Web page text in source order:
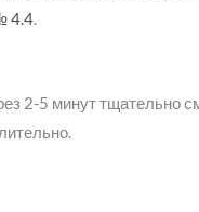
4.4.
2-5 минут тщательно